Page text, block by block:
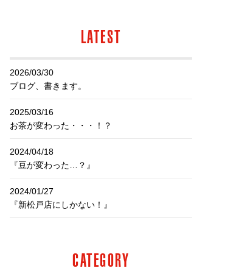
LATEST
2026/03/30
ブログ、書きます。
2025/03/16
お茶が変わった・・・！？
2024/04/18
『豆が変わった…？』
2024/01/27
『新松戸店にしかない！』
CATEGORY